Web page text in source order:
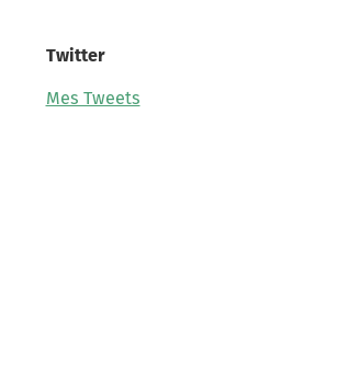
Twitter
Mes Tweets